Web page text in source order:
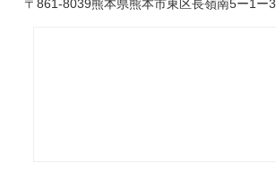
〒861-8039熊本県熊本市東区長嶺南5ー1ー3